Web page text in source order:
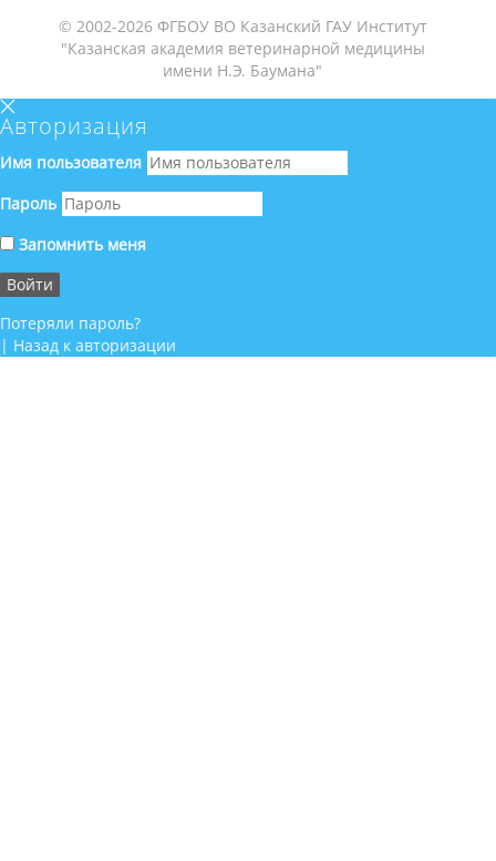
© 2002-2026 ФГБОУ ВО Казанский ГАУ Институт
"Казанская академия ветеринарной медицины
имени Н.Э. Баумана"
Авторизация
Имя пользователя
Пароль
Запомнить меня
Потеряли пароль?
| Назад к авторизации